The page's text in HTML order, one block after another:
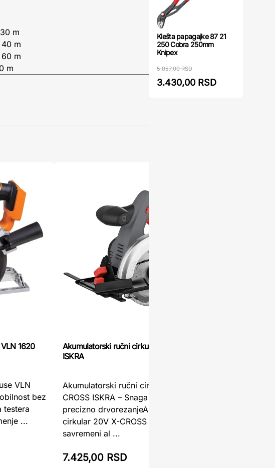
m
m
m
m
1620
VLN
bez
testera
...
Akumulatorski ručni cirkular 20V X-CROSS
ISKRA
Akumulatorski ručni cirkular 20V X-
CROSS ISKRA – Snaga bez kabla za
precizno drvorezanjeAkumulatorski ručni
cirkular 20V X-CROSS ISKRA je
savremeni al ...
7.425,00 RSD
Klešta papagajke 87 21
250 Cobra 250mm
Knipex
5.057,00 RSD
3.430,00 RSD